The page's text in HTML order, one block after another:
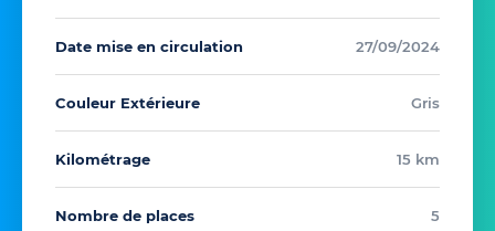
Date mise en circulation 27/09/2024
Couleur Extérieure Gris
Kilométrage 15 km
Nombre de places 5